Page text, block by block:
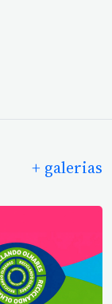
+ galerias